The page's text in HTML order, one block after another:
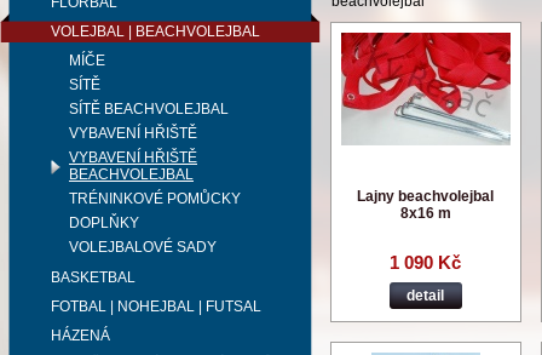
VOLEJBAL | BEACHVOLEJBAL
MÍČE
SÍTĚ
SÍTĚ BEACHVOLEJBAL
VYBAVENÍ HŘIŠTĚ
VYBAVENÍ HŘIŠTĚ
BEACHVOLEJBAL
TRÉNINKOVÉ POMŮCKY
DOPLŇKY
VOLEJBALOVÉ SADY
BASKETBAL
FOTBAL | NOHEJBAL | FUTSAL
HÁZENÁ
Lajny beachvolejbal
8x16 m
1 090 Kč
detail